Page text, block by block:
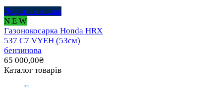
Додати в кошик
N E W
Газонокосарка Honda HRX
537 C7 VYEH (53см)
бензинова
65 000,00₴
Каталог товарів